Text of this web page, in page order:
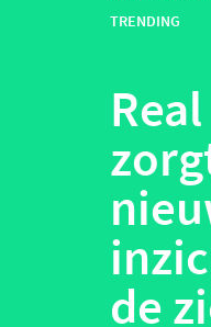
TRENDING
de